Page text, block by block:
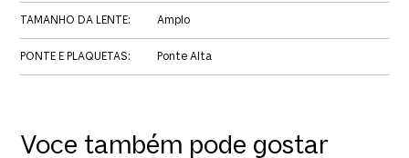
TAMANHO DA LENTE: Amplo
PONTE E PLAQUETAS: Ponte Alta
Voce também pode gostar